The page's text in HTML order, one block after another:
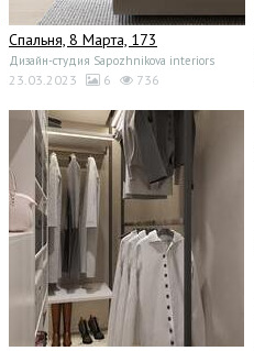
Спальня, 8 Марта, 173
Дизайн-студия Sapozhnikova interiors
23.03.2023 6 736